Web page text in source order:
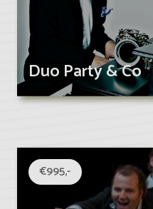
Duo Party & Co
€995,-